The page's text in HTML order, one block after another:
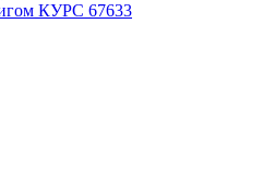
КУРС 67633